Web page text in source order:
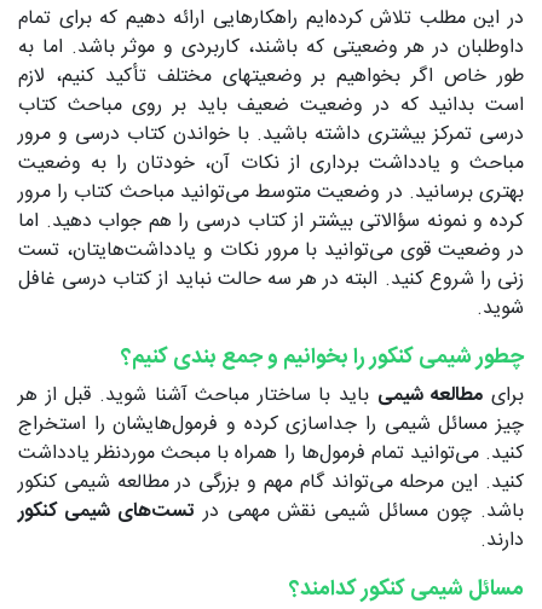
در این مطلب تلاش کرده‌ایم راهکارهایی ارائه دهیم که برای تمام
داوطلبان در هر وضعیتی که باشند، کاربردی و موثر باشد. اما به
طور خاص اگر بخواهیم بر وضعیتهای مختلف تأکید کنیم، لازم
است بدانید که در وضعیت ضعیف باید بر روی مباحث کتاب
درسی تمرکز بیشتری داشته باشید. با خواندن کتاب درسی و مرور
مباحث و یادداشت برداری از نکات آن، خودتان را به وضعیت
بهتری برسانید. در وضعیت متوسط می‌توانید مباحث کتاب را مرور
کرده و نمونه سؤالاتی بیشتر از کتاب درسی را هم جواب دهید. اما
در وضعیت قوی می‌توانید با مرور نکات و یادداشت‌هایتان، تست
زنی را شروع کنید. البته در هر سه حالت نباید از کتاب درسی غافل
شوید.
چطور شیمی کنکور را بخوانیم و جمع بندی کنیم؟
برای مطالعه شیمی باید با ساختار مباحث آشنا شوید. قبل از هر
چیز مسائل شیمی را جداسازی کرده و فرمول‌هایشان را استخراج
کنید. می‌توانید تمام فرمول‌ها را همراه با مبحث موردنظر یادداشت
کنید. این مرحله می‌تواند گام مهم و بزرگی در مطالعه شیمی کنکور
باشد. چون مسائل شیمی نقش مهمی در تست‌های شیمی کنکور
دارند.
مسائل شیمی کنکور کدامند؟